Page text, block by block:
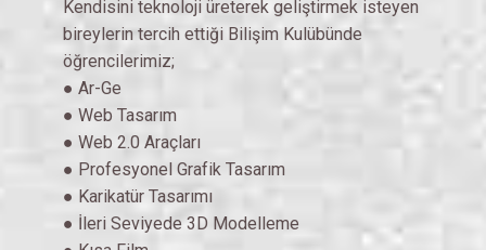
Kendisini teknoloji üreterek geliştirmek isteyen
bireylerin tercih ettiği Bilişim Kulübünde
öğrencilerimiz;
● Ar-Ge
● Web Tasarım
● Web 2.0 Araçları
● Profesyonel Grafik Tasarım
● Karikatür Tasarımı
● İleri Seviyede 3D Modelleme